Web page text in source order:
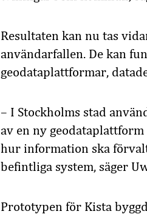
Resultaten kan nu tas
användarfallen. De kan
geodataplattformar,
– I Stockholms stad
av en ny
hur information ska
befintliga system, säger
Prototypen för Kista